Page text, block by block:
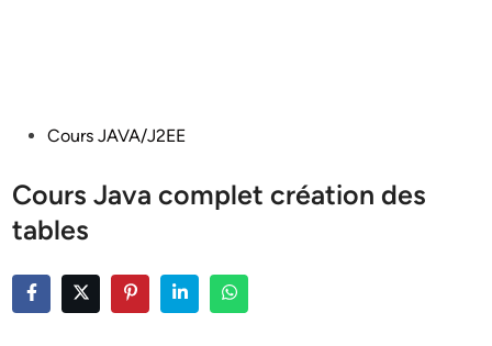
PostedCours JAVA/J2EE
Cours Java complet création des
tables